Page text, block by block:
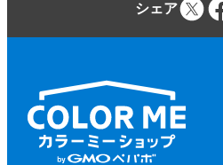
シェア